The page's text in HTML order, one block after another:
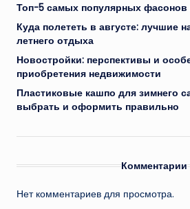
Топ-5 самых популярных фасонов
Куда полететь в августе: лучшие
летнего отдыха
Новостройки: перспективы и
приобретения недвижимости
Пластиковые кашпо для зимнего
выбрать и оформить правильно
Комментарии
Нет комментариев для просмотра.